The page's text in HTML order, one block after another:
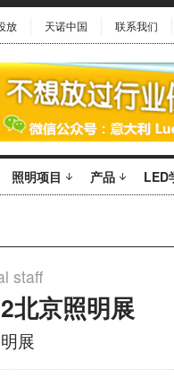
放 天诺中国 联系我们
照明项目 产品 LED
staff
北京照明展
展